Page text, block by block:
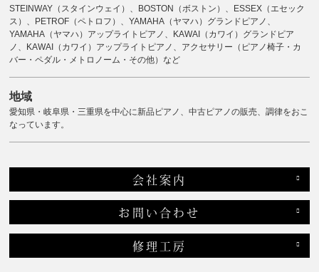
STEINWAY（スタインウェイ）、BOSTON（ボストン）、ESSEX（エセック
ス）、PETROF（ペトロフ）、YAMAHA（ヤマハ）グランドピアノ、
YAMAHA（ヤマハ）アップライトピアノ、KAWAI（カワイ）グランドピア
ノ、KAWAI（カワイ）アップライトピアノ、アクセサリー（ピアノ椅子・カ
バー・ペダル・メトロノーム・その他）など
地域
愛知県・岐阜県・三重県を中心に新品ピアノ、中古ピアノの販売、調律をおこ
なっています。
会社案内
お問い合わせ
修理工房